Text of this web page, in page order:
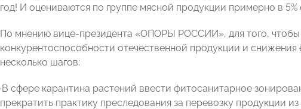
год! И оцениваются по группе мясной продукции примерно в
По мнению вице-президента «ОПОРЫ РОССИИ», для того,
конкурентоспособности отечественной продукции и
несколько шагов:
·В сфере карантина растений ввести фитосанитарное
прекратить практику преследования за перевозку продукции